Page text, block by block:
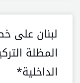
لبنان على
المظلة
الداخلية*